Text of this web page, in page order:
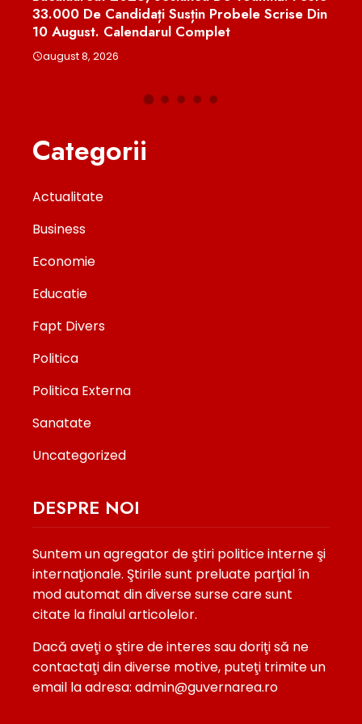
33.000 De Candidați Susțin Probele Scrise Din
10 August. Calendarul Complet
august 8, 2026
Categorii
Actualitate
Business
Economie
Educatie
Fapt Divers
Politica
Politica Externa
Sanatate
Uncategorized
DESPRE NOI
Suntem un agregator de ştiri politice interne şi
internaţionale. Ştirile sunt preluate parţial în
mod automat din diverse surse care sunt
citate la finalul articolelor.
Dacă aveţi o ştire de interes sau doriţi să ne
contactaţi din diverse motive, puteţi trimite un
email la adresa: admin@guvernarea.ro